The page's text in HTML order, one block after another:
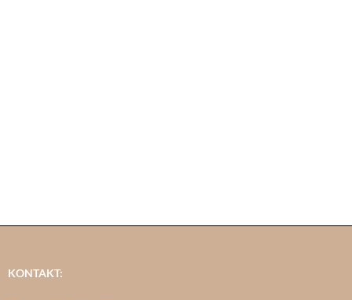
KONTAKT: